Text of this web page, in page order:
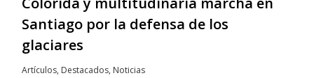
Santiago por la defensa de los
glaciares
Artículos, Destacados, Noticias